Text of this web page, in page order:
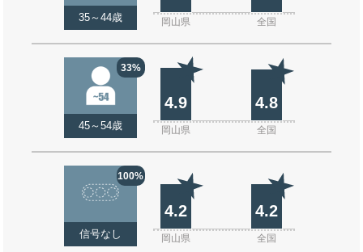
35～44歳 岡山県 全国
33%
45～54歳
4.9 4.8
岡山県 全国
100%
信号なし
4.2 4.2
岡山県 全国